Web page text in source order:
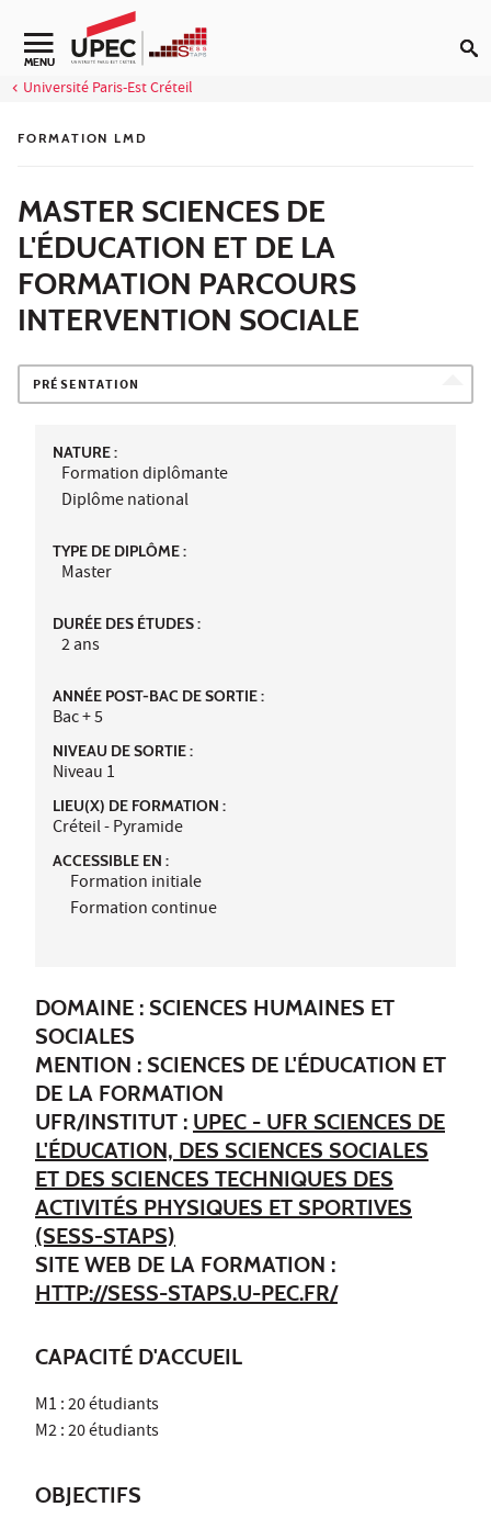
Aller au contenu
Navigation secondaire
MENU
Université Paris-Est Créteil
FORMATION LMD
MASTER SCIENCES DE
L'ÉDUCATION ET DE LA
FORMATION PARCOURS
INTERVENTION SOCIALE
PRÉSENTATION
NATURE :
Formation diplômante
Diplôme national
TYPE DE DIPLÔME :
Master
DURÉE DES ÉTUDES :
2 ans
ANNÉE POST-BAC DE SORTIE :
Bac + 5
NIVEAU DE SORTIE :
Niveau 1
LIEU(X) DE FORMATION :
Créteil - Pyramide
ACCESSIBLE EN :
Formation initiale
Formation continue
DOMAINE : SCIENCES HUMAINES ET
SOCIALES
MENTION : SCIENCES DE L'ÉDUCATION ET
DE LA FORMATION
UFR/INSTITUT : UPEC - UFR SCIENCES DE
L'ÉDUCATION, DES SCIENCES SOCIALES
ET DES SCIENCES TECHNIQUES DES
ACTIVITÉS PHYSIQUES ET SPORTIVES
(SESS-STAPS)
SITE WEB DE LA FORMATION :
HTTP://SESS-STAPS.U-PEC.FR/
CAPACITÉ D'ACCUEIL
M1 : 20 étudiants
M2 : 20 étudiants
OBJECTIFS